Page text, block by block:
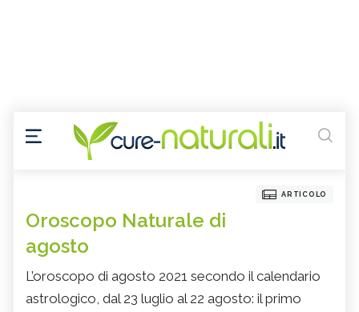
ARTICOLO
Oroscopo Naturale di
agosto
L’oroscopo di agosto 2021 secondo il calendario
astrologico, dal 23 luglio al 22 agosto: il primo